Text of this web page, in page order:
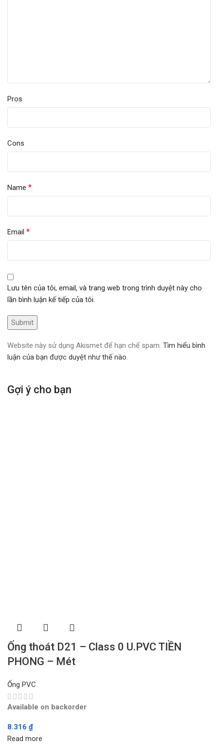
Pros
Cons
Name *
Email *
Lưu tên của tôi, email, và trang web trong trình duyệt này cho
lần bình luận kế tiếp của tôi.
Website này sử dụng Akismet để hạn chế spam. Tìm hiểu bình
luận của bạn được duyệt như thế nào.
Gợi ý cho bạn
Ống thoát D21 – Class 0 U.PVC TIỀN
PHONG – Mét
Ống PVC
Available on backorder
8.316 ₫
Read more